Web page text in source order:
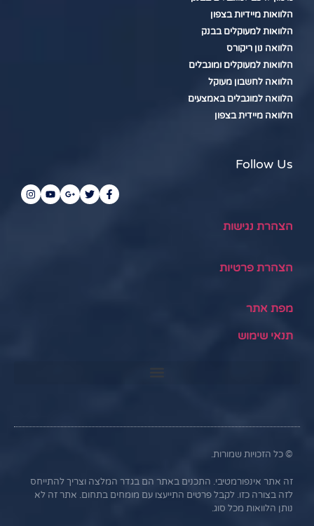
הלוואות מיידיות בצפון
הלוואות למעוקלים בבנק
הלוואה נון ריקורס
הלוואות למעוקלים ומוגבלים
הלוואה לחשבון מעוקל
הלוואה למוגבלים באמצעים
הלוואה מיידית בצפון
Follow Us
הצהרת נגישות
הצהרת פרטיות
מפת אתר
תנאי שימוש
© כל הזכויות שמורות.
זה אתר אינפורמטיבי. התכנים באתר הם בגדר המלצה וצריך להתייחס
לזה בצורה כזו. לקבל פרטים התייעצו עם מומחים בתחום. אתר זה לא
נותן הלוואות מכל סוג.